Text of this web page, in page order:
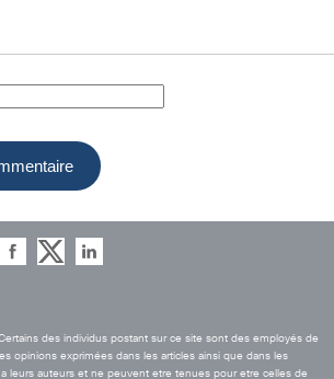
des individus postant sur ce site sont des employés de
opinions exprimées dans les articles ainsi que dans les
leurs auteurs et ne peuvent etre tenues pour etre celles de